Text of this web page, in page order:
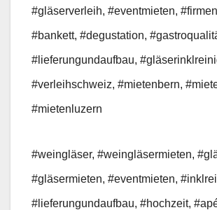
#gläserverleih, #eventmieten,
#bankett, #degustation,
#lieferungundaufbau,
#verleihschweiz, #mietenbern,
#mietenluzern
#weingläser, #weingläsermieten,
#gläsermieten, #eventmieten,
#lieferungundaufbau, #hochzeit,